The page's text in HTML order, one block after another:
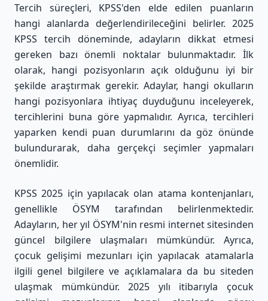
Tercih süreçleri, KPSS'den elde edilen puanların
hangi alanlarda değerlendirileceğini belirler. 2025
KPSS tercih döneminde, adayların dikkat etmesi
gereken bazı önemli noktalar bulunmaktadır. İlk
olarak, hangi pozisyonların açık olduğunu iyi bir
şekilde araştırmak gerekir. Adaylar, hangi okulların
hangi pozisyonlara ihtiyaç duyduğunu inceleyerek,
tercihlerini buna göre yapmalıdır. Ayrıca, tercihleri
yaparken kendi puan durumlarını da göz önünde
bulundurarak, daha gerçekçi seçimler yapmaları
önemlidir.
KPSS 2025 için yapılacak olan atama kontenjanları,
genellikle ÖSYM tarafından belirlenmektedir.
Adayların, her yıl ÖSYM'nin resmi internet sitesinden
güncel bilgilere ulaşmaları mümkündür. Ayrıca,
çocuk gelişimi mezunları için yapılacak atamalarla
ilgili genel bilgilere ve açıklamalara da bu siteden
ulaşmak mümkündür. 2025 yılı itibarıyla çocuk